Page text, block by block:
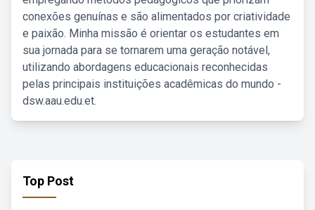
conexões genuínas e são alimentados por criatividade
e paixão. Minha missão é orientar os estudantes em
sua jornada para se tornarem uma geração notável,
utilizando abordagens educacionais reconhecidas
pelas principais instituições acadêmicas do mundo -
dsw.aau.edu.et.
Top Post